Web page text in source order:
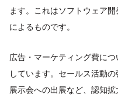
ます。これはソフトウェア
によるものです。
広告・マーケティング費に
しています。セールス活動
展示会への出展など、認知